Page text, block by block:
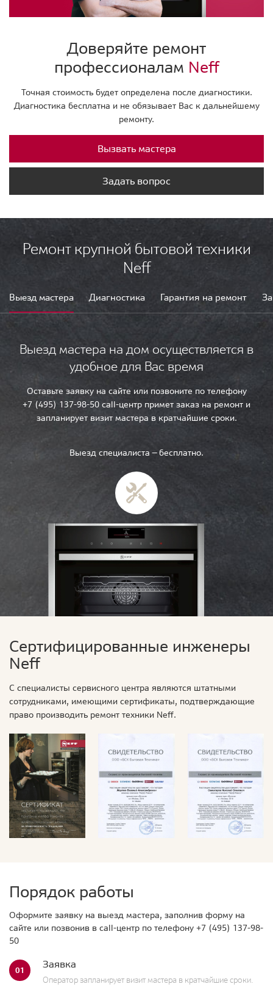
Доверяйте ремонт
профессионалам Neff
Точная стоимость будет определена после диагностики.
Диагностика бесплатна и не обязывает Вас к дальнейшему
ремонту.
Вызвать мастера
Задать вопрос
Ремонт крупной бытовой техники
Neff
Выезд мастера Диагностика Гарантия на ремонт
Выезд мастера на дом осуществляется в
удобное для Вас время
Оставьте заявку на сайте или позвоните по телефону
+7 (495) 137-98-50 call-центр примет заказ на ремонт и
запланирует визит мастера в кратчайшие сроки.
Выезд специалиста — бесплатно.
Сертифицированные инженеры
Neff
С специалисты сервисного центра являются штатными
сотрудниками, имеющими сертификаты, подтверждающие
право производить ремонт техники Neff.
Порядок работы
Оформите заявку на выезд мастера, заполнив форму на
сайте или позвонив в call-центр по телефону +7 (495) 137-98-
50
01 Заявка
Оператор запланирует визит мастера в кратчайшие сроки.